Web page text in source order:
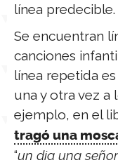
línea predecible.
Se encuentran
canciones
línea repetida
una y otra vez a
ejemplo, en el
tragó una
“un dia una